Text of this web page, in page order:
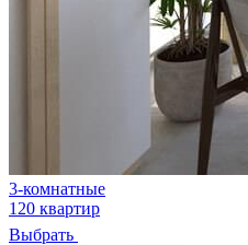
3-комнатные
120 квартир
Выбрать